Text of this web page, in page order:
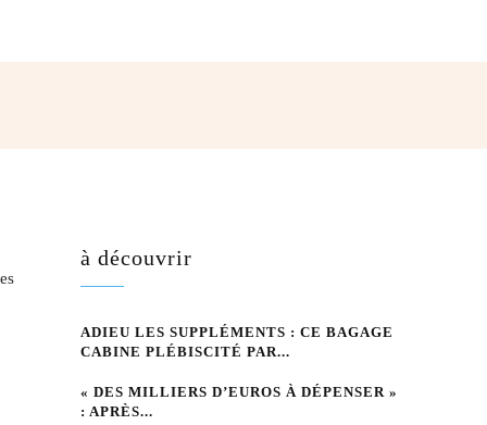
à découvrir
ADIEU LES SUPPLÉMENTS : CE BAGAGE
CABINE PLÉBISCITÉ PAR...
« DES MILLIERS D’EUROS À DÉPENSER »
: APRÈS...